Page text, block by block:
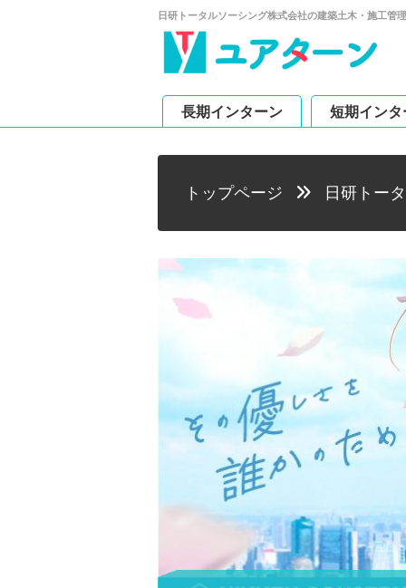
日研トータルソーシング株式会社の建築土木・施工管
長期インターン 短期イン
トップページ 日研トー